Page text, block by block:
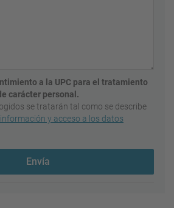
a la UPC para el tratamiento
carácter personal.
se tratarán tal como se describe
y acceso a los datos
Envía